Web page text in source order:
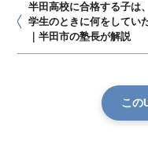
半田高校に合格する子は
学生のときに何をしてい
｜半田市の塾長が解説
この